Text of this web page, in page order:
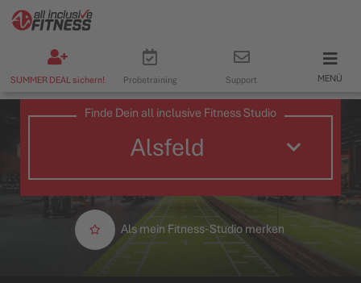
SUMMER DEAL sichern! Probetraining Support MENÜ
Finde Dein all inclusive Fitness Studio
Als mein Fitness-Studio merken